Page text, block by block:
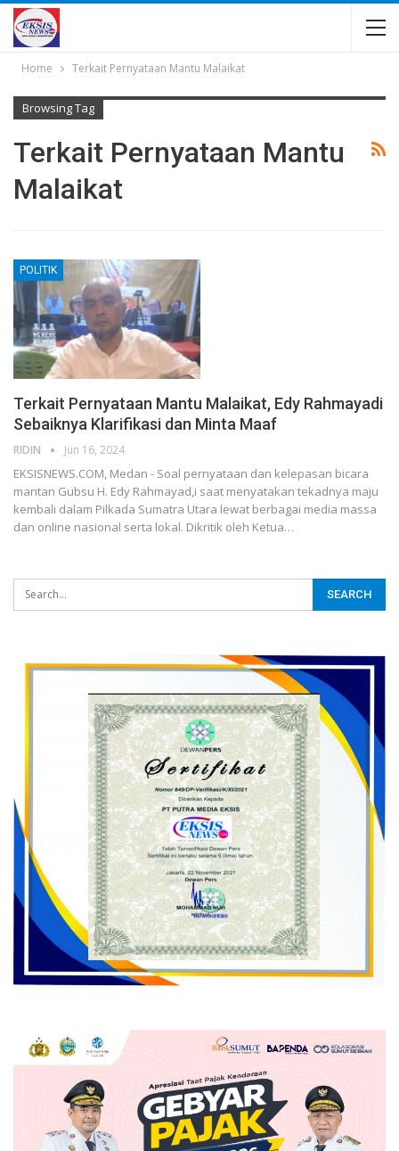
Home Terkait Pernyataan Mantu Malaikat
Browsing Tag
Terkait Pernyataan Mantu
Malaikat
POLITIK
Terkait Pernyataan Mantu Malaikat, Edy Rahmayadi
Sebaiknya Klarifikasi dan Minta Maaf
RIDIN Jun 16, 2024
EKSISNEWS.COM, Medan - Soal pernyataan dan kelepasan bicara
mantan Gubsu H. Edy Rahmayad,i saat menyatakan tekadnya maju
kembali dalam Pilkada Sumatra Utara lewat berbagai media massa
dan online nasional serta lokal. Dikritik oleh Ketua…